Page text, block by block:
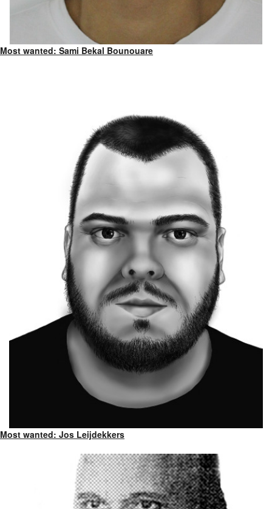
Most wanted: Sami Bekal Bounouare
Most wanted: Jos Leijdekkers